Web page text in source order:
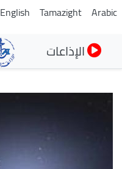
Arabic
Tamazight
English
الإذاعات